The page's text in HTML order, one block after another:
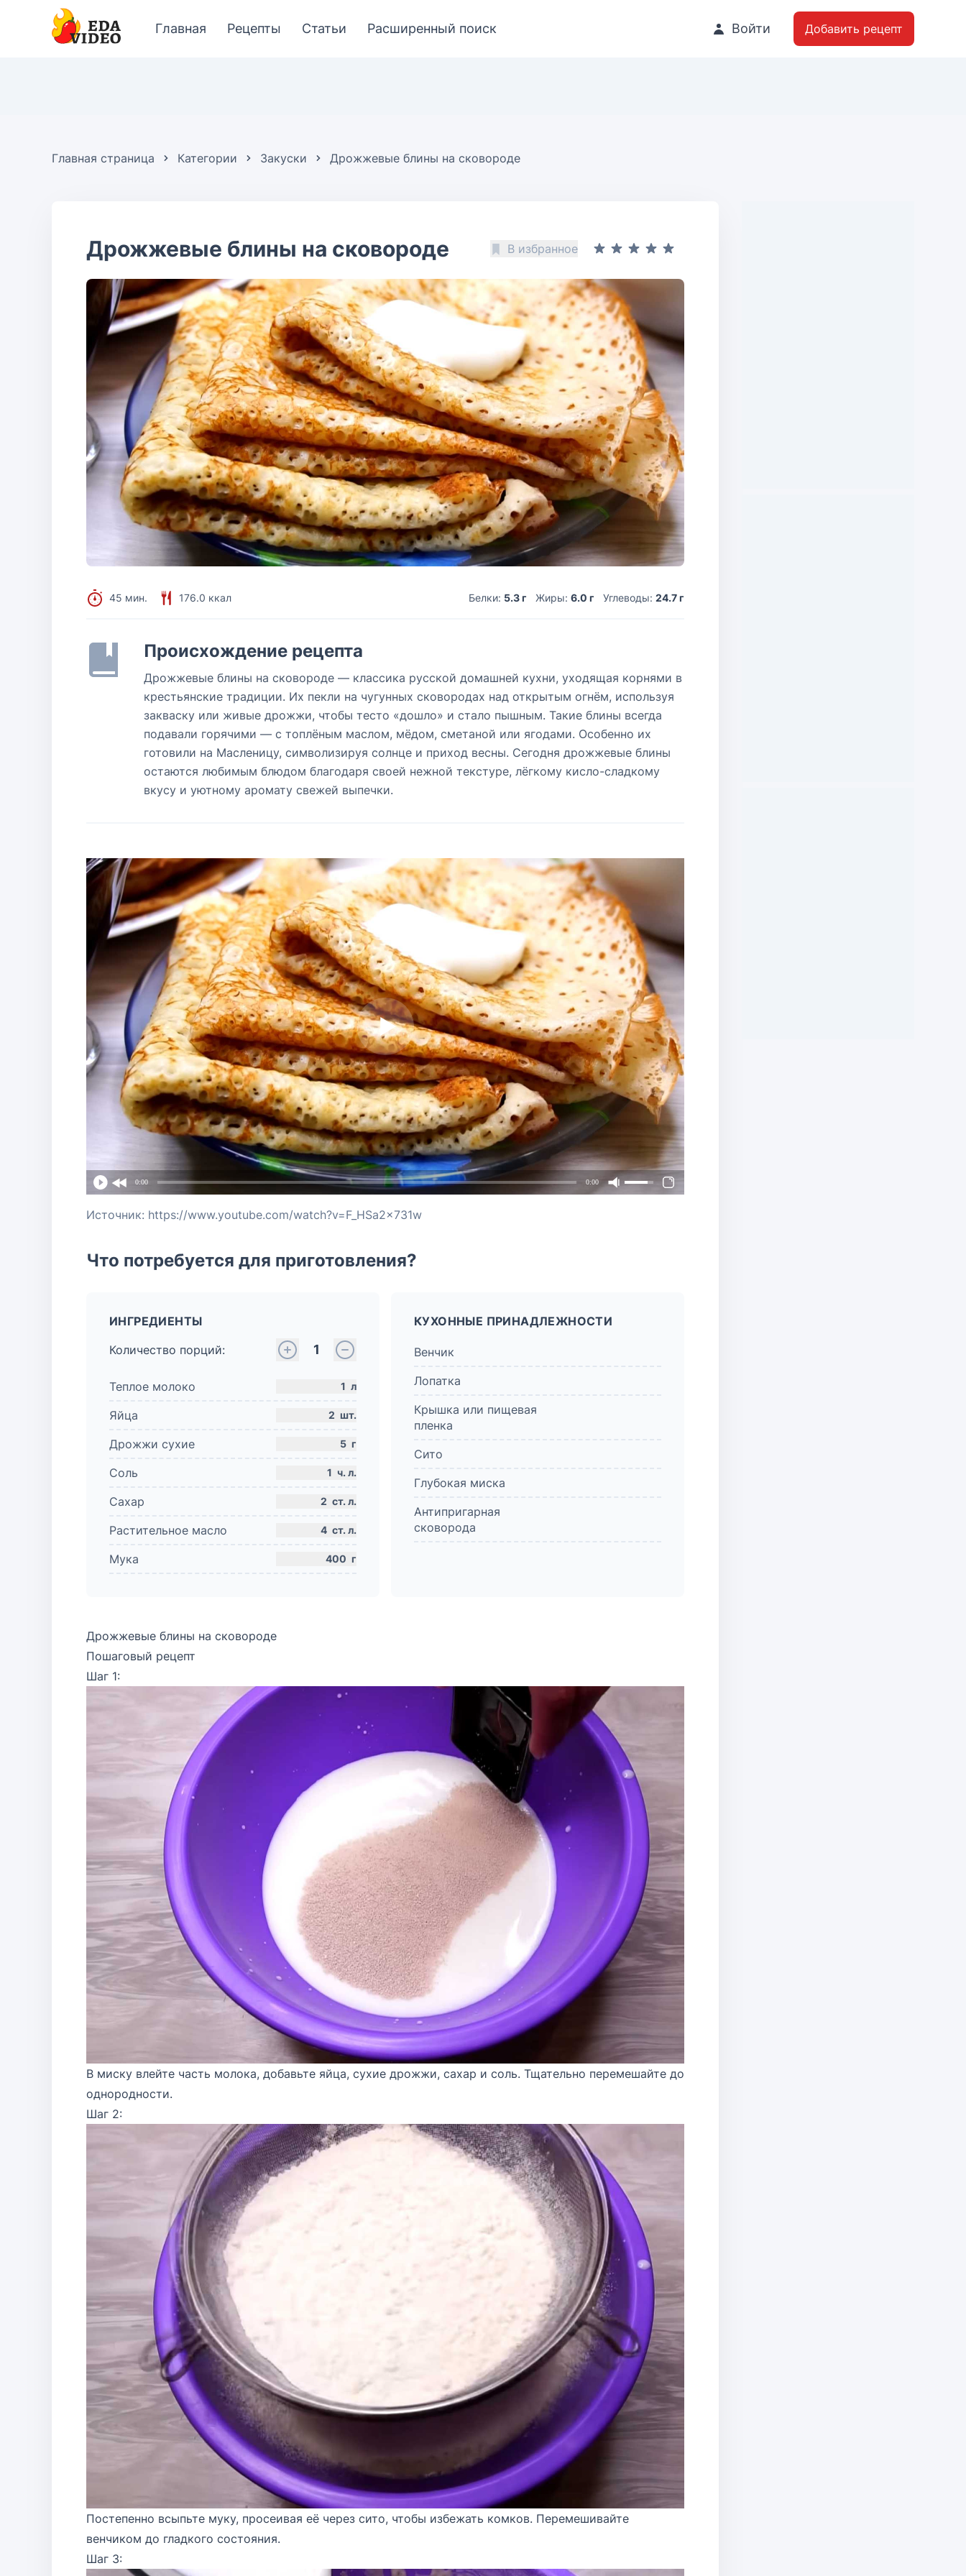
Главная Рецепты Статьи Расширенный поиск Войти Добавить рецепт
Главная страница Категории Закуски Дрожжевые блины на сковороде
Дрожжевые блины на сковороде В избранное
45 мин. 176.0 ккал Белки: 5.3 г Жиры: 6.0 г Углеводы: 24.7 г
Происхождение рецепта
Дрожжевые блины на сковороде — классика русской домашней кухни, уходящая корнями в
крестьянские традиции. Их пекли на чугунных сковородах над открытым огнём, используя
закваску или живые дрожжи, чтобы тесто «дошло» и стало пышным. Такие блины всегда
подавали горячими — с топлёным маслом, мёдом, сметаной или ягодами. Особенно их
готовили на Масленицу, символизируя солнце и приход весны. Сегодня дрожжевые блины
остаются любимым блюдом благодаря своей нежной текстуре, лёгкому кисло-сладкому
вкусу и уютному аромату свежей выпечки.
0:00 0:00
Источник: https://www.youtube.com/watch?v=F_HSa2x731w
Что потребуется для приготовления?
ИНГРЕДИЕНТЫ
Количество порций:
1
Теплое молоко 1 л
Яйца 2 шт.
Дрожжи сухие 5 г
Соль 1 ч. л.
Сахар 2 ст. л.
Растительное масло 4 ст. л.
Мука 400 г
КУХОННЫЕ ПРИНАДЛЕЖНОСТИ
Венчик
Лопатка
Крышка или пищевая
пленка
Сито
Глубокая миска
Антипригарная
сковорода
Дрожжевые блины на сковороде
Пошаговый рецепт
Шаг 1:
В миску влейте часть молока, добавьте яйца, сухие дрожжи, сахар и соль. Тщательно перемешайте до
однородности.
Шаг 2:
Постепенно всыпьте муку, просеивая её через сито, чтобы избежать комков. Перемешивайте
венчиком до гладкого состояния.
Шаг 3: